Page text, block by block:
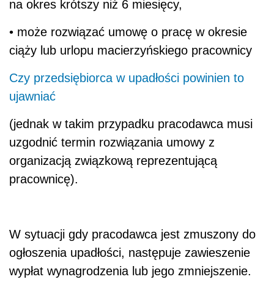
na okres krótszy niż 6 miesięcy,
• może rozwiązać umowę o pracę w okresie
ciąży lub urlopu macierzyńskiego pracownicy
Czy przedsiębiorca w upadłości powinien to
ujawniać
(jednak w takim przypadku pracodawca musi
uzgodnić termin rozwiązania umowy z
organizacją związkową reprezentującą
pracownicę).
W sytuacji gdy pracodawca jest zmuszony do
ogłoszenia upadłości, następuje zawieszenie
wypłat wynagrodzenia lub jego zmniejszenie.